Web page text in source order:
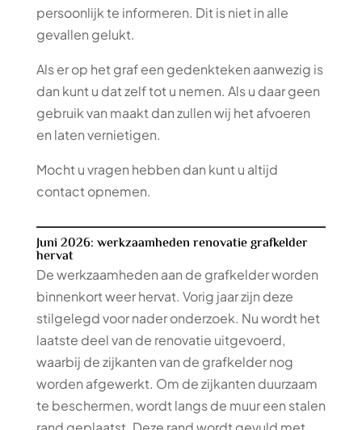
persoonlijk te informeren. Dit is niet in alle
gevallen gelukt.
Als er op het graf een gedenkteken aanwezig is
dan kunt u dat zelf tot u nemen. Als u daar geen
gebruik van maakt dan zullen wij het afvoeren
en laten vernietigen.
Mocht u vragen hebben dan kunt u altijd
contact opnemen.
Juni 2026: werkzaamheden renovatie grafkelder
hervat
De werkzaamheden aan de grafkelder worden
binnenkort weer hervat. Vorig jaar zijn deze
stilgelegd voor nader onderzoek. Nu wordt het
laatste deel van de renovatie uitgevoerd,
waarbij de zijkanten van de grafkelder nog
worden afgewerkt. Om de zijkanten duurzaam
te beschermen, wordt langs de muur een stalen